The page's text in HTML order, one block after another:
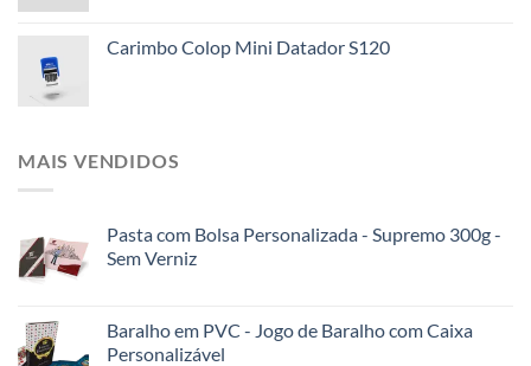
Carimbo Colop Mini Datador S120
MAIS VENDIDOS
Pasta com Bolsa Personalizada - Supremo 300g -
Sem Verniz
Baralho em PVC - Jogo de Baralho com Caixa
Personalizável